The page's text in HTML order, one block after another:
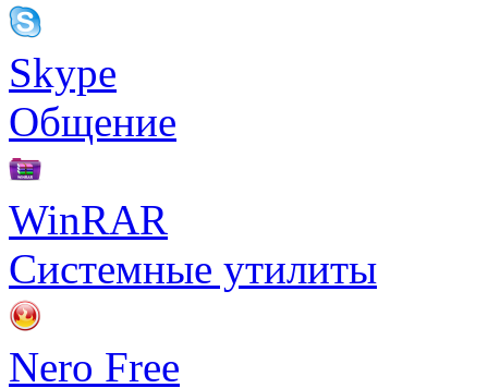
Skype
Общение
WinRAR
Системные утилиты
Nero Free